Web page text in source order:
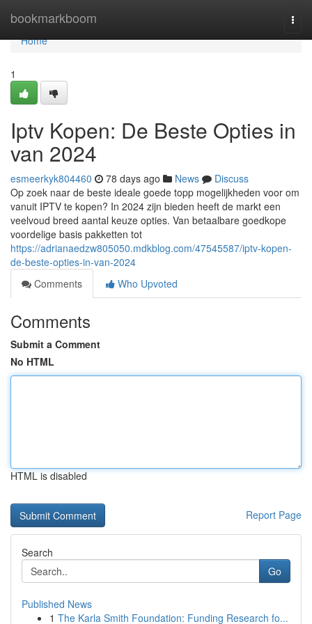
bookmarkboom
Home
Home
1
Iptv Kopen: De Beste Opties in
van 2024
esmeerkyk804460 78 days ago News
Discuss
Op zoek naar de beste ideale goede topp mogelijkheden voor om
vanuit IPTV te kopen? In 2024 zijn bieden heeft de markt een
veelvoud breed aantal keuze opties. Van betaalbare goedkope
voordelige basis pakketten tot
https://adrianaedzw805050.mdkblog.com/47545587/iptv-kopen-
de-beste-opties-in-van-2024
Comments
Who Upvoted
Comments
Submit a Comment
No HTML
HTML is disabled
Report Page
Search
Go
Published News
1 The Karla Smith Foundation: Funding Research fo...